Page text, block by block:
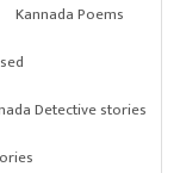
Kannada Poems
Detective stories